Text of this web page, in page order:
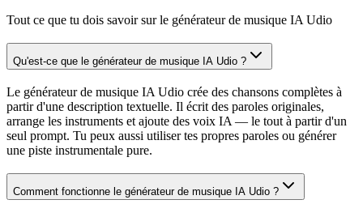
Tout ce que tu dois savoir sur le générateur de musique IA Udio
Qu'est-ce que le générateur de musique IA Udio ?
Le générateur de musique IA Udio crée des chansons complètes à
partir d'une description textuelle. Il écrit des paroles originales,
arrange les instruments et ajoute des voix IA — le tout à partir d'un
seul prompt. Tu peux aussi utiliser tes propres paroles ou générer
une piste instrumentale pure.
Comment fonctionne le générateur de musique IA Udio ?